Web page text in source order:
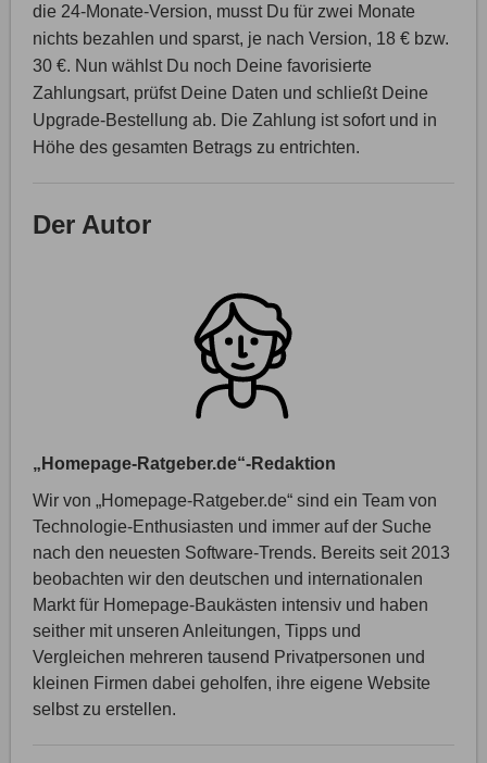
die 24-Monate-Version, musst Du für zwei Monate
nichts bezahlen und sparst, je nach Version, 18 € bzw.
30 €. Nun wählst Du noch Deine favorisierte
Zahlungsart, prüfst Deine Daten und schließt Deine
Upgrade-Bestellung ab. Die Zahlung ist sofort und in
Höhe des gesamten Betrags zu entrichten.
Der Autor
„Homepage-Ratgeber.de“-Redaktion
Wir von „Homepage-Ratgeber.de“ sind ein Team von
Technologie-Enthusiasten und immer auf der Suche
nach den neuesten Software-Trends. Bereits seit 2013
beobachten wir den deutschen und internationalen
Markt für Homepage-Baukästen intensiv und haben
seither mit unseren Anleitungen, Tipps und
Vergleichen mehreren tausend Privatpersonen und
kleinen Firmen dabei geholfen, ihre eigene Website
selbst zu erstellen.